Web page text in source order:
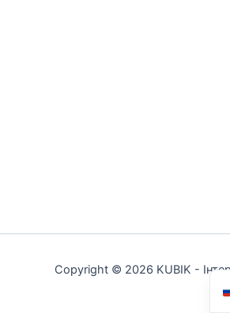
Copyright © 2026 KUBIK -